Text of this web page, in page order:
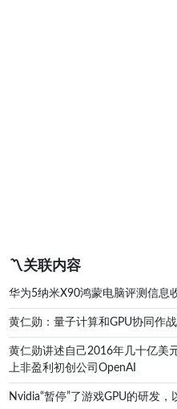
〽️关联内容
华为5纳米X90鸿蒙电脑评测信息
黄仁勋：量子计算和GPU协同作
黄仁勋讲述自己2016年几十亿美
上非盈利初创公司OpenAI
Nvidia“暂停”了游戏GPU的研发